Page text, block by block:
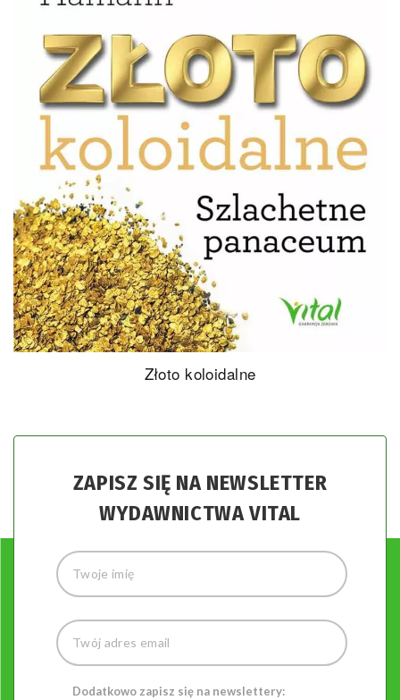
Olej magnezowy
ZAPISZ SIĘ NA NEWSLETTER
WYDAWNICTWA VITAL
Dodatkowo zapisz się na newslettery: